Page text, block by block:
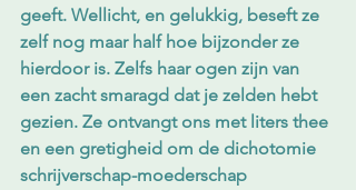
geeft. Wellicht, en gelukkig, beseft ze
zelf nog maar half hoe bijzonder ze
hierdoor is. Zelfs haar ogen zijn van
een zacht smaragd dat je zelden hebt
gezien. Ze ontvangt ons met liters thee
en een gretigheid om de dichotomie
schrijverschap-moederschap